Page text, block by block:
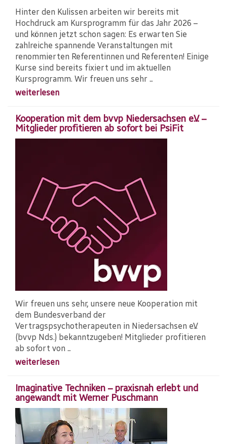
Hinter den Kulissen arbeiten wir bereits mit
Hochdruck am Kursprogramm für das Jahr 2026 –
und können jetzt schon sagen: Es erwarten Sie
zahlreiche spannende Veranstaltungen mit
renommierten Referentinnen und Referenten! Einige
Kurse sind bereits fixiert und im aktuellen
Kursprogramm. Wir freuen uns sehr ...
weiterlesen
Kooperation mit dem bvvp Niedersachsen e.V. –
Mitglieder profitieren ab sofort bei PsiFit
Wir freuen uns sehr, unsere neue Kooperation mit
dem Bundesverband der
Vertragspsychotherapeuten in Niedersachsen e.V.
(bvvp Nds.) bekanntzugeben! Mitglieder profitieren
ab sofort von ...
weiterlesen
Imaginative Techniken – praxisnah erlebt und
angewandt mit Werner Puschmann